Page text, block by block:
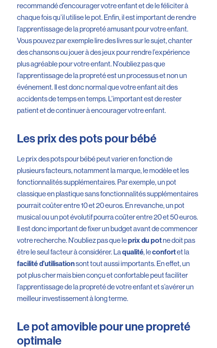
recommandé d’encourager votre enfant et de le féliciter à
chaque fois qu’il utilise le pot. Enfin, il est important de rendre
l’apprentissage de la propreté amusant pour votre enfant.
Vous pouvez par exemple lire des livres sur le sujet, chanter
des chansons ou jouer à des jeux pour rendre l’expérience
plus agréable pour votre enfant. N’oubliez pas que
l’apprentissage de la propreté est un processus et non un
événement. Il est donc normal que votre enfant ait des
accidents de temps en temps. L’important est de rester
patient et de continuer à encourager votre enfant.
Les prix des pots pour bébé
Le prix des pots pour bébé peut varier en fonction de
plusieurs facteurs, notamment la marque, le modèle et les
fonctionnalités supplémentaires. Par exemple, un pot
classique en plastique sans fonctionnalités supplémentaires
pourrait coûter entre 10 et 20 euros. En revanche, un pot
musical ou un pot évolutif pourra coûter entre 20 et 50 euros.
Il est donc important de fixer un budget avant de commencer
votre recherche. N’oubliez pas que leprix du potne doit pas
être le seul facteur à considérer. Laqualité, leconfortet la
facilité d’utilisationsont tout aussi importants. En effet, un
pot plus cher mais bien conçu et confortable peut faciliter
l’apprentissage de la propreté de votre enfant et s’avérer un
meilleur investissement à long terme.
Le pot amovible pour une propreté
optimale